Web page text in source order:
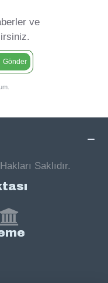
ve
Gönder
Saklıdır.